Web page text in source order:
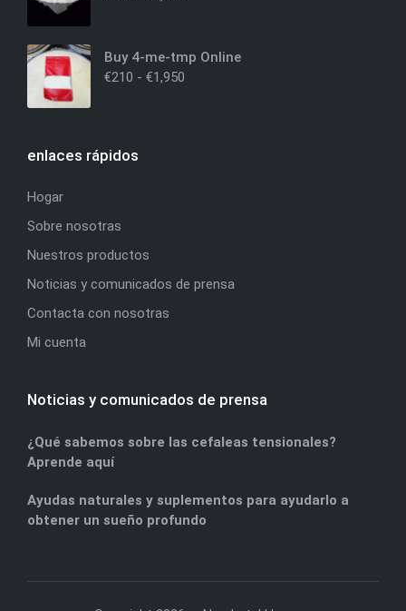
Buy 4-me-tmp Online
€210 - €1,950
enlaces rápidos
Hogar
Sobre nosotras
Nuestros productos
Noticias y comunicados de prensa
Contacta con nosotras
Mi cuenta
Noticias y comunicados de prensa
¿Qué sabemos sobre las cefaleas tensionales?
Aprende aquí
Ayudas naturales y suplementos para ayudarlo a
obtener un sueño profundo